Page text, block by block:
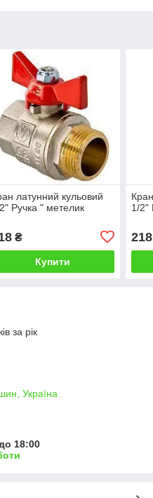
латунний кульовий
Ручка " метелик
₴
Купити
1/2"
218
за рік
Україна
18:00